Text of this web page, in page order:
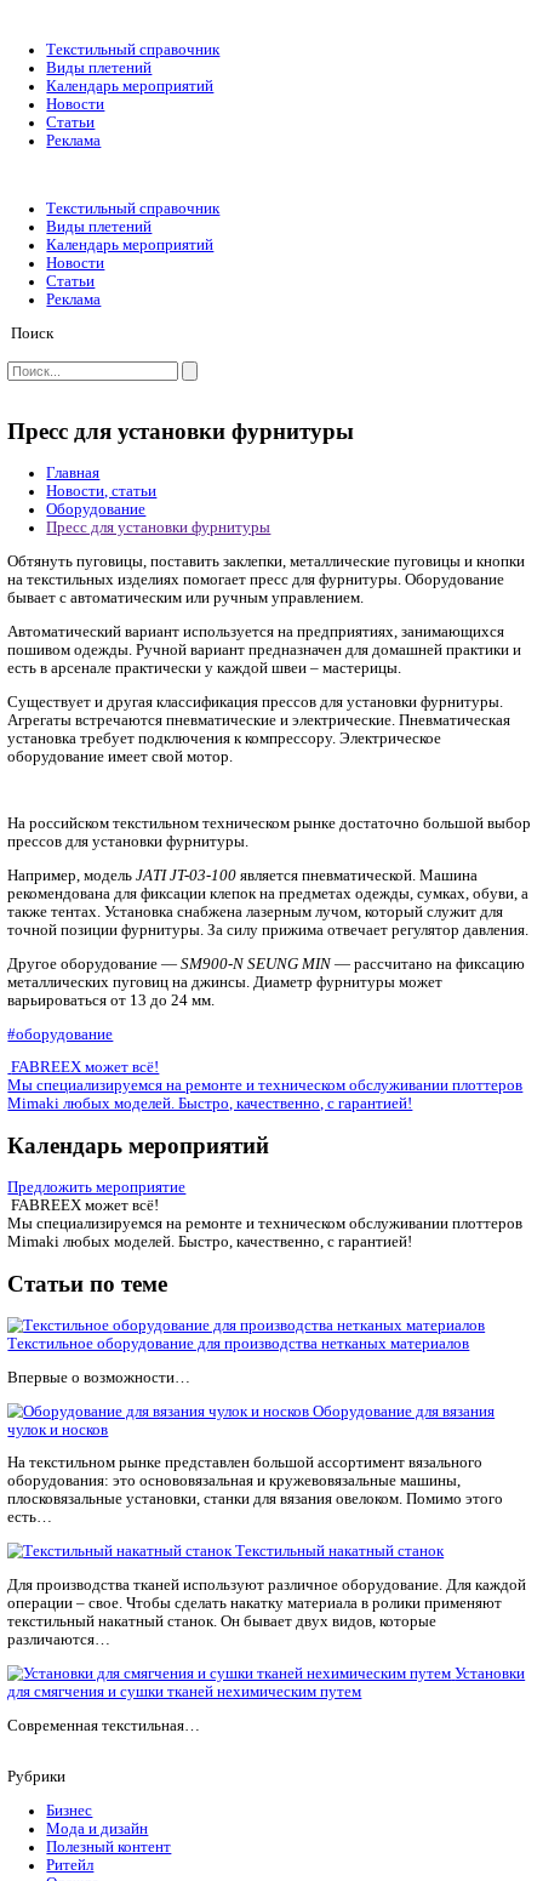
Текстильный справочник
Виды плетений
Календарь мероприятий
Новости
Статьи
Текстильный справочник
Виды плетений
Календарь мероприятий
Реклама
Пресс для установки фурнитуры
Главная
Оборудование
Пресс для установки фурнитуры
Обтянуть пуговицы, поставить заклепки, металлические
на текстильных изделиях помогает пресс для фурнитуры.
бывает с автоматическим или ручным управлением.
есть в арсенале практически у каждой швеи – мастерицы.
Существует и другая классификация прессов для установки
Агрегаты встречаются пневматические и электрические.
установка требует подключения к компрессору.
оборудование имеет свой мотор.
На российском текстильном техническом рынке достаточно
Например, модельJATI JT-03-100является пневматической.
рекомендована для фиксации клепок на предметах одежды,
также тентах. Установка снабжена лазерным лучом, который
точной позиции фурнитуры. За силу прижима отвечает
Другое оборудование —
металлических пуговиц на джинсы. Диаметр фурнитуры
варьироваться от 13 до 24 мм.
#оборудование
FABREEX может всё!
Мы специализируемся на ремонте и техническом
Mimaki любых моделей. Быстро, качественно, с гарантией!
Календарь мероприятий
Предложить мероприятие
FABREEX может всё!
Mimaki любых моделей. Быстро, качественно, с гарантией!
Статьи по теме
Текстильное оборудование для производства нетканых
Впервые о возможности…
чулок и носков
На текстильном рынке представлен большой ассортимент
оборудования: это основовязальная и кружевовязальные
плосковязальные установки, станки для вязания овелоком.